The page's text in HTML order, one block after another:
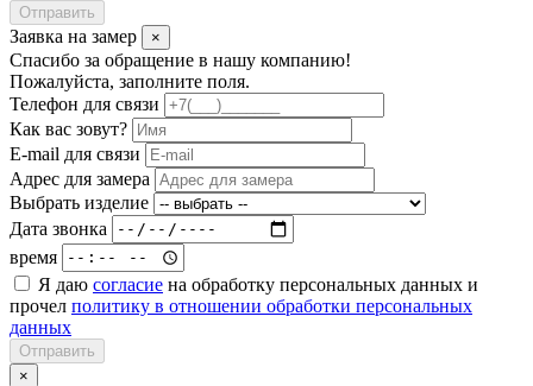
Отправить
Заявка на замер ×
Спасибо за обращение в нашу компанию!
Пожалуйста, заполните поля.
Телефон для связи
Как вас зовут?
E-mail для связи
Адрес для замера
Выбрать изделие
Дата звонка
время
Я даю согласие на обработку персональных данных и
прочел политику в отношении обработки персональных
данных
Отправить
×